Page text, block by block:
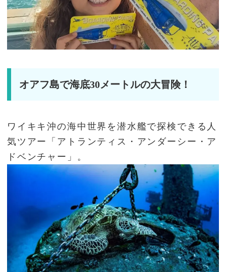
オアフ島で海底30メートルの大冒険！
ワイキキ沖の海中世界を潜水艦で探検できる人
気ツアー「アトランティス・アンダーシー・ア
ドベンチャー」。